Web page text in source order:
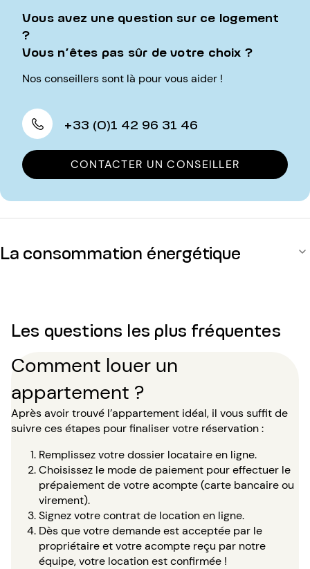
Vous avez une question sur ce logement
?
Vous n’êtes pas sûr de votre choix ?
Nos conseillers sont là pour vous aider !
+33 (0)1 42 96 31 46
CONTACTER UN CONSEILLER
La consommation énergétique
Les questions les plus fréquentes
Comment louer un
appartement ?
Après avoir trouvé l’appartement idéal, il vous suffit de
suivre ces étapes pour finaliser votre réservation :
Remplissez votre dossier locataire en ligne.
Choisissez le mode de paiement pour effectuer le
prépaiement de votre acompte (carte bancaire ou
virement).
Signez votre contrat de location en ligne.
Dès que votre demande est acceptée par le
propriétaire et votre acompte reçu par notre
équipe, votre location est confirmée !